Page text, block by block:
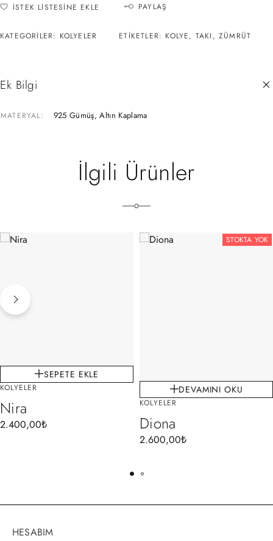
İSTEK LISTESINE EKLE PAYLAŞ
KATEGORILER: KOLYELER ETIKETLER: KOLYE, TAKI ,ZÜMRÜT
Ek Bilgi
MATERYAL 925 Gümüş, Altın Kaplama
İlgili Ürünler
SEPETE EKLE
KOLYELER
Nira
2.400,00₺
STOKTA YOK
DEVAMINI OKU
KOLYELER
Diona
2.600,00₺
HESABIM